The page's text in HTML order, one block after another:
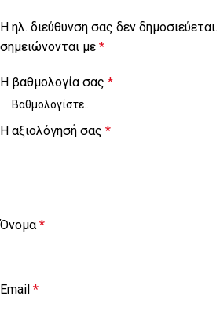
Η ηλ. διεύθυνση σας δεν δημοσιεύεται.
σημειώνονται με *
Η βαθμολογία σας *
Η αξιολόγησή σας *
Όνομα*
Email *